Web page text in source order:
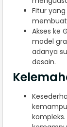
Fitur
membuat
Akses ke
model
adanya
desain.